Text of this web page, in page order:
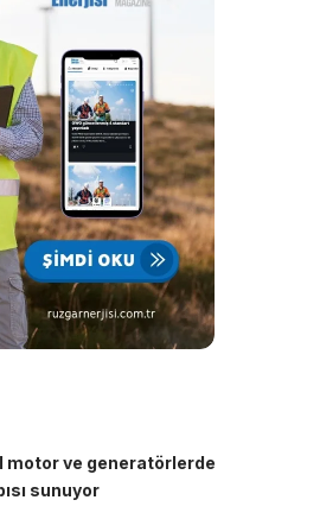
motor ve generatörlerde
sunuyor